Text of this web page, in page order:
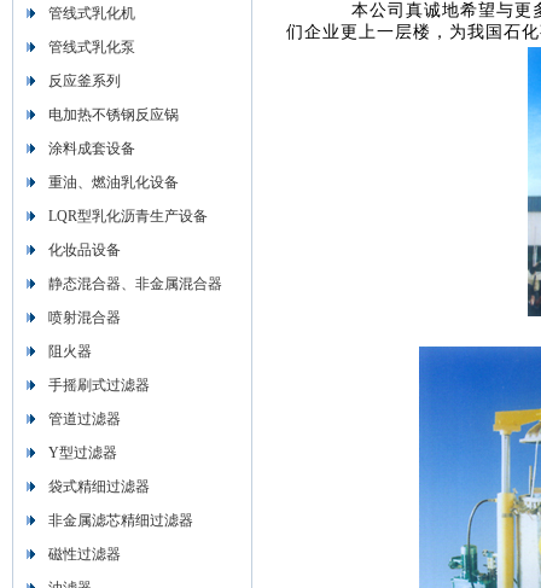
管线式乳化机
管线式乳化泵
反应釜系列
电加热不锈钢反应锅
涂料成套设备
重油、燃油乳化设备
LQR型乳化沥青生产设备
化妆品设备
静态混合器、非金属混合器
喷射混合器
阻火器
手摇刷式过滤器
管道过滤器
Y型过滤器
袋式精细过滤器
非金属滤芯精细过滤器
磁性过滤器
本公司真诚地希望与更多
们企业更上一层楼，为我国石